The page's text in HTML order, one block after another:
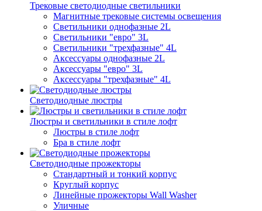
Трековые светодиодные светильники
Магнитные трековые системы освещения
Светильники однофазные 2L
Светильники "евро" 3L
Светильники "трехфазные" 4L
Аксессуары однофазные 2L
Аксессуары "евро" 3L
Аксессуары "трехфазные" 4L
Светодиодные люстры
Люстры и светильники в стиле лофт
Люстры в стиле лофт
Бра в стиле лофт
Светодиодные прожекторы
Стандартный и тонкий корпус
Круглый корпус
Линейные прожекторы Wall Washer
Уличные